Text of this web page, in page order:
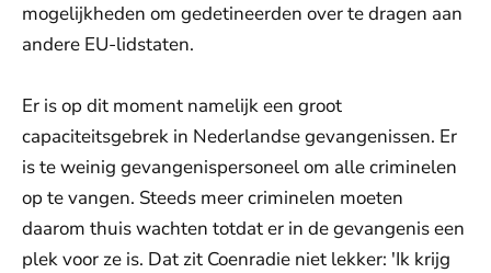
mogelijkheden om gedetineerden over te dragen aan
andere EU-lidstaten.
Er is op dit moment namelijk een groot
capaciteitsgebrek in Nederlandse gevangenissen. Er
is te weinig gevangenispersoneel om alle criminelen
op te vangen. Steeds meer criminelen moeten
daarom thuis wachten totdat er in de gevangenis een
plek voor ze is. Dat zit Coenradie niet lekker: 'Ik krijg